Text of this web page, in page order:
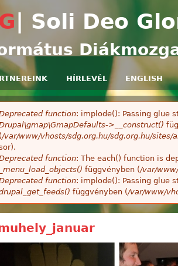
| Soli Deo
HÍRLEVÉL ENGLISH
function: implode(): Passing glue
>__construct()
(/var/www/vhosts/sdg.org.hu/sdg.org.hu/
function: The each() function is
_menu_load_objects() függvényben (/var/
function: implode(): Passing glue
függvényben (/var/www/